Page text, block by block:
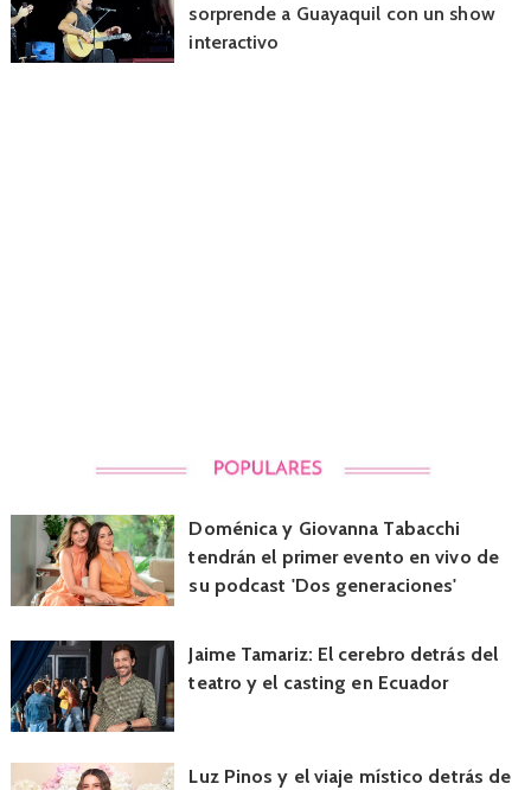
sorprende a Guayaquil con un show
interactivo
Doménica y Giovanna Tabacchi
tendrán el primer evento en vivo de
su podcast 'Dos generaciones'
Jaime Tamariz: El cerebro detrás del
teatro y el casting en Ecuador
Luz Pinos y el viaje místico detrás de